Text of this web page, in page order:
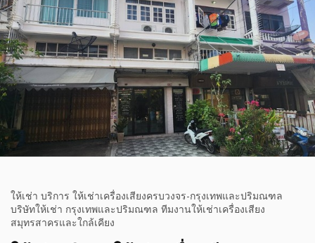
ให้เช่า บริการ ให้เช่าเครื่องเสียงครบวงจร-กรุงเทพและปริมณฑล
บริษัทให้เช่า กรุงเทพและปริมณฑล ทีมงานให้เช่าเครื่องเสียง
สมุทรสาครและใกล้เคียง